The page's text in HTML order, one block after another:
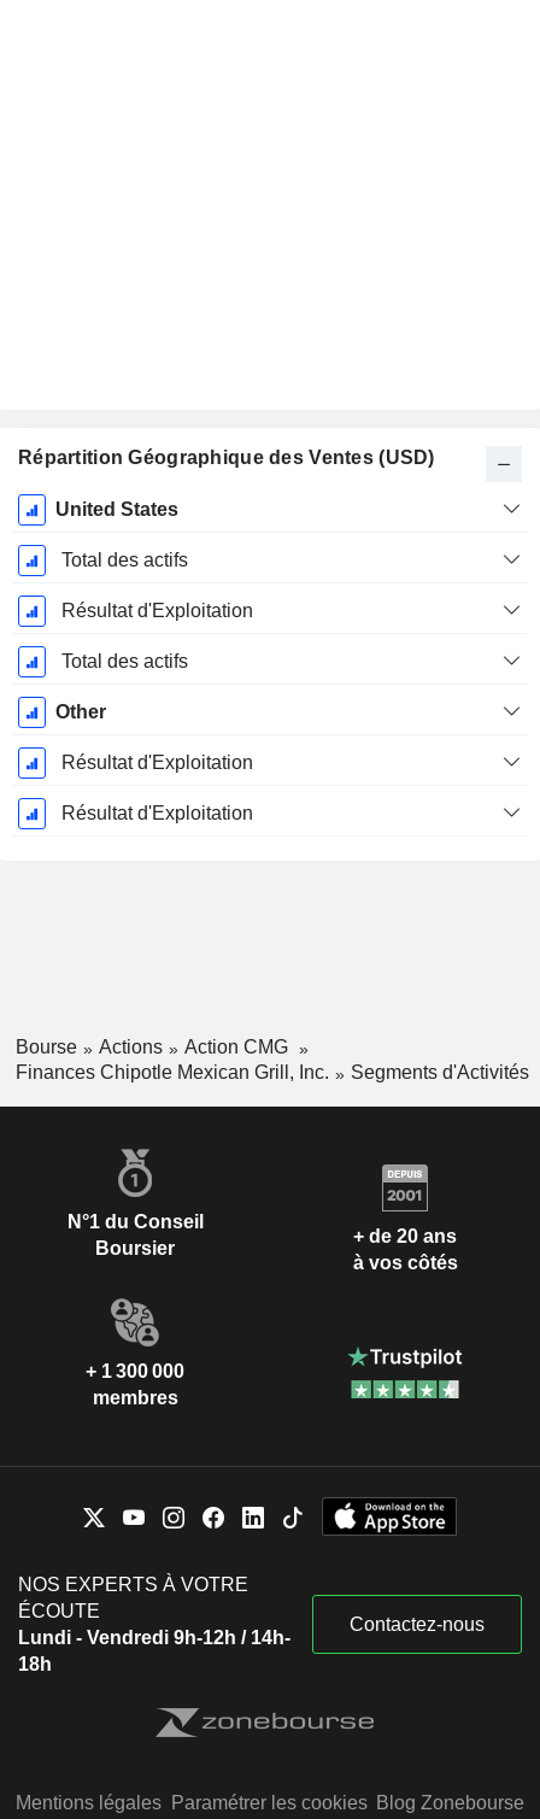
Répartition Géographique des Ventes (USD)
Période
Fiscale:
Décembre
United States
Total des actifs
Résultat d'Exploitation
Total des actifs
Other
Résultat d'Exploitation
Résultat d'Exploitation
Bourse Actions
Action CMG
Finances Chipotle Mexican Grill, Inc.
Segments d'Activités
N°1 du Conseil
Boursier
+ de 20 ans
à vos côtés
+ 1 300 000
membres
NOS EXPERTS À VOTRE
ÉCOUTE
Lundi - Vendredi 9h-12h / 14h-
18h
Contactez-nous
Mentions légales Paramétrer les cookies Blog Zonebourse